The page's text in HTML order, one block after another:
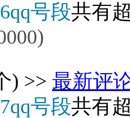
号段共有
) >> 最新评
号段共有